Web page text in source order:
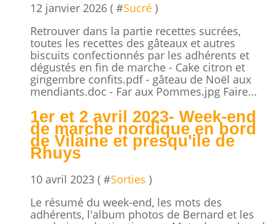
12 janvier 2026 ( #Sucré )
Retrouver dans la partie recettes sucrées,
toutes les recettes des gâteaux et autres
biscuits confectionnés par les adhérents et
dégustés en fin de marche - Cake citron et
gingembre confits.pdf - gâteau de Noël aux
mendiants.doc - Far aux Pommes.jpg Faire...
1er et 2 avril 2023- Week-end
de marche nordique en bord
de Vilaine et presqu'ile de
Rhuys
10 avril 2023 ( #Sorties )
Le résumé du week-end, les mots des
adhérents, l'album photos de Bernard et les